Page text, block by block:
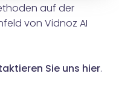
auf der
von Vidnoz AI
Sie uns hier.